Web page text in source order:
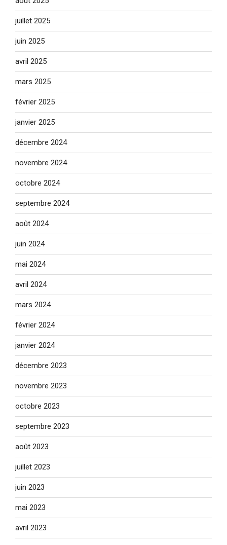
juillet 2025
juin 2025
avril 2025
mars 2025
février 2025
janvier 2025
décembre 2024
novembre 2024
octobre 2024
septembre 2024
août 2024
juin 2024
mai 2024
avril 2024
mars 2024
février 2024
janvier 2024
décembre 2023
novembre 2023
octobre 2023
septembre 2023
août 2023
juillet 2023
juin 2023
mai 2023
avril 2023